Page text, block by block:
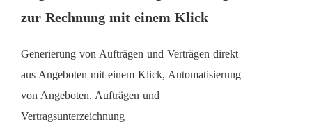
zur Rechnung mit einem Klick
Generierung von Aufträgen und Verträgen direkt
aus Angeboten mit einem Klick, Automatisierung
von Angeboten, Aufträgen und
Vertragsunterzeichnung